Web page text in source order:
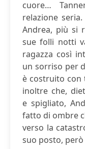
cuore…
relazione
Andrea, più si
sue folli notti
ragazza così
un sorriso per
è costruito con
inoltre che,
e spigliato,
fatto di ombre
verso la
suo posto,